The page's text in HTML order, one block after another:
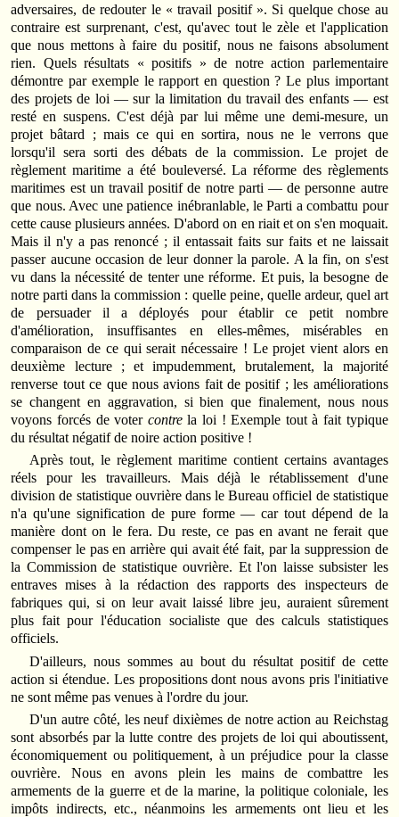
adversaires, de redouter le « travail positif ». Si quelque chose au
contraire est surprenant, c'est, qu'avec tout le zèle et l'application
que nous mettons à faire du positif, nous ne faisons absolument
rien. Quels résultats « positifs » de notre action parlementaire
démontre par exemple le rapport en question ? Le plus important
des projets de loi — sur la limitation du travail des enfants — est
resté en suspens. C'est déjà par lui même une demi-mesure, un
projet bâtard ; mais ce qui en sortira, nous ne le verrons que
lorsqu'il sera sorti des débats de la commission. Le projet de
règlement maritime a été bouleversé. La réforme des règlements
maritimes est un travail positif de notre parti — de personne autre
que nous. Avec une patience inébranlable, le Parti a combattu pour
cette cause plusieurs années. D'abord on en riait et on s'en moquait.
Mais il n'y a pas renoncé ; il entassait faits sur faits et ne laissait
passer aucune occasion de leur donner la parole. A la fin, on s'est
vu dans la nécessité de tenter une réforme. Et puis, la besogne de
notre parti dans la commission : quelle peine, quelle ardeur, quel art
de persuader il a déployés pour établir ce petit nombre
d'amélioration, insuffisantes en elles-mêmes, misérables en
comparaison de ce qui serait nécessaire ! Le projet vient alors en
deuxième lecture ; et impudemment, brutalement, la majorité
renverse tout ce que nous avions fait de positif ; les améliorations
se changent en aggravation, si bien que finalement, nous nous
voyons forcés de voter contrela loi ! Exemple tout à fait typique
du résultat négatif de noire action positive !
Après tout, le règlement maritime contient certains avantages
réels pour les travailleurs. Mais déjà le rétablissement d'une
division de statistique ouvrière dans le Bureau officiel de statistique
n'a qu'une signification de pure forme — car tout dépend de la
manière dont on le fera. Du reste, ce pas en avant ne ferait que
compenser le pas en arrière qui avait été fait, par la suppression de
la Commission de statistique ouvrière. Et l'on laisse subsister les
entraves mises à la rédaction des rapports des inspecteurs de
fabriques qui, si on leur avait laissé libre jeu, auraient sûrement
plus fait pour l'éducation socialiste que des calculs statistiques
officiels.
D'ailleurs, nous sommes au bout du résultat positif de cette
action si étendue. Les propositions dont nous avons pris l'initiative
ne sont même pas venues à l'ordre du jour.
D'un autre côté, les neuf dixièmes de notre action au Reichstag
sont absorbés par la lutte contre des projets de loi qui aboutissent,
économiquement ou politiquement, à un préjudice pour la classe
ouvrière. Nous en avons plein les mains de combattre les
armements de la guerre et de la marine, la politique coloniale, les
impôts indirects, etc., néanmoins les armements ont lieu et les